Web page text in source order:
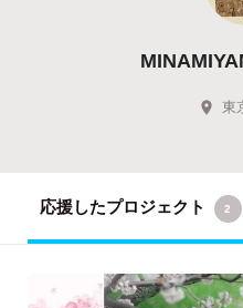
東
応援したプロジェクト 2